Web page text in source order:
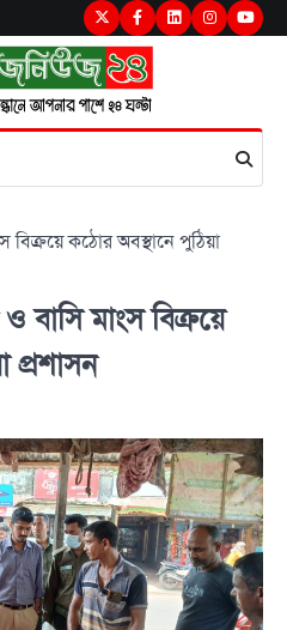
TwitterFacebook
LinkedInInstagram
বিক্রয়ে কঠোর অবস্থানে পুঠিয়া
বাসি মাংস বিক্রয়ে
প্রশাসন